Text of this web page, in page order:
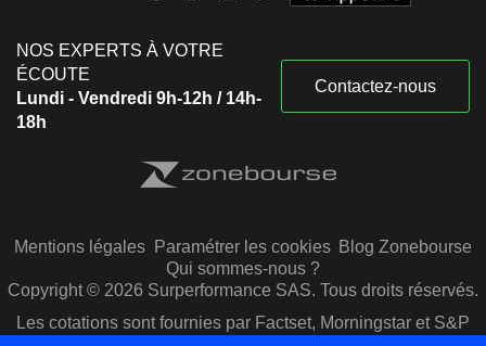
NOS EXPERTS À VOTRE
ÉCOUTE
Lundi - Vendredi 9h-12h / 14h-
18h
Contactez-nous
Mentions légales Paramétrer les cookies Blog Zonebourse
Qui sommes-nous ?
Copyright © 2026 Surperformance SAS. Tous droits réservés.
Les cotations sont fournies par Factset, Morningstar et S&P